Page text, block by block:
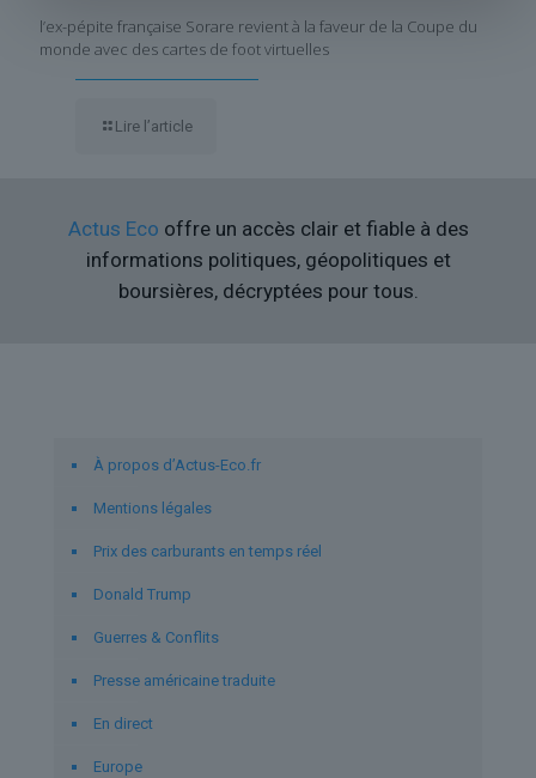
l’ex-pépite française Sorare revient à la faveur de la Coupe du
monde avec des cartes de foot virtuelles
Lire l’article
Actus Eco offre un accès clair et fiable à des
informations politiques, géopolitiques et
boursières, décryptées pour tous.
À propos d’Actus-Eco.fr
Mentions légales
Prix des carburants en temps réel
Donald Trump
Guerres & Conflits
Presse américaine traduite
En direct
Europe